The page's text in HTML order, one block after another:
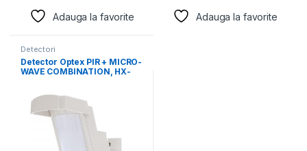
Adauga la favorite Adauga la favorite
Detectori
Detector Optex PIR + MICRO-
WAVE COMBINATION, HX-